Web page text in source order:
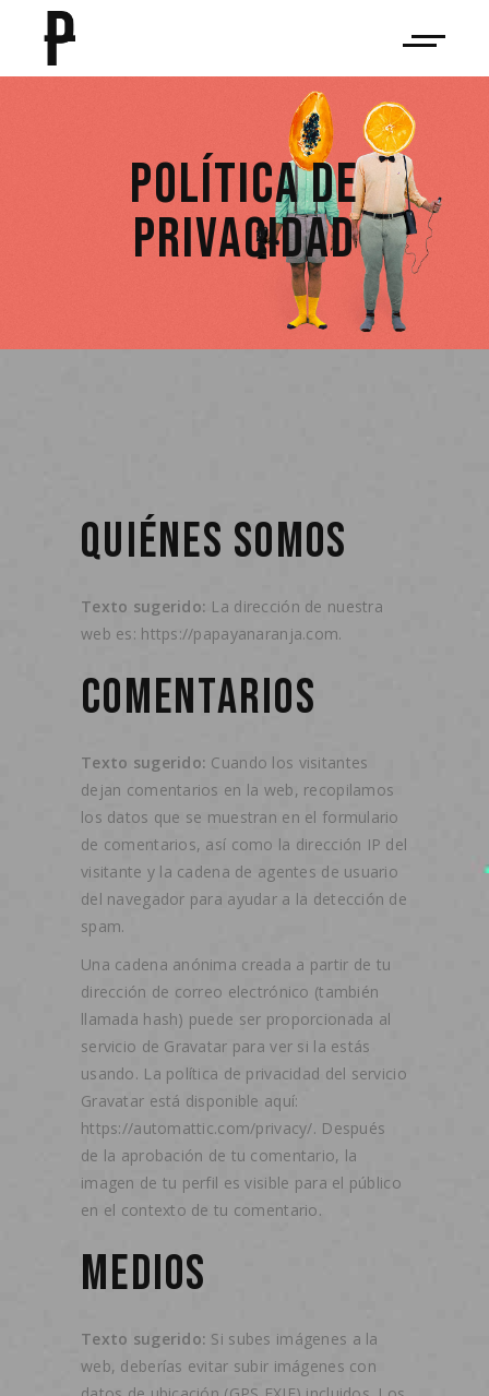
POLÍTICA DE
PRIVACIDAD
QUIÉNES SOMOS
Texto sugerido: La dirección de nuestra
web es: https://papayanaranja.com.
COMENTARIOS
Texto sugerido: Cuando los visitantes
dejan comentarios en la web, recopilamos
los datos que se muestran en el formulario
de comentarios, así como la dirección IP del
visitante y la cadena de agentes de usuario
del navegador para ayudar a la detección de
spam.
Una cadena anónima creada a partir de tu
dirección de correo electrónico (también
llamada hash) puede ser proporcionada al
servicio de Gravatar para ver si la estás
usando. La política de privacidad del servicio
Gravatar está disponible aquí:
https://automattic.com/privacy/. Después
de la aprobación de tu comentario, la
imagen de tu perfil es visible para el público
en el contexto de tu comentario.
MEDIOS
Texto sugerido: Si subes imágenes a la
web, deberías evitar subir imágenes con